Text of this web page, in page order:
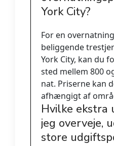
York City?
For en
beliggende
York City, kan du
sted mellem 800
nat. Priserne kan
afhængigt af
Hvilke ekstra
jeg overveje,
store